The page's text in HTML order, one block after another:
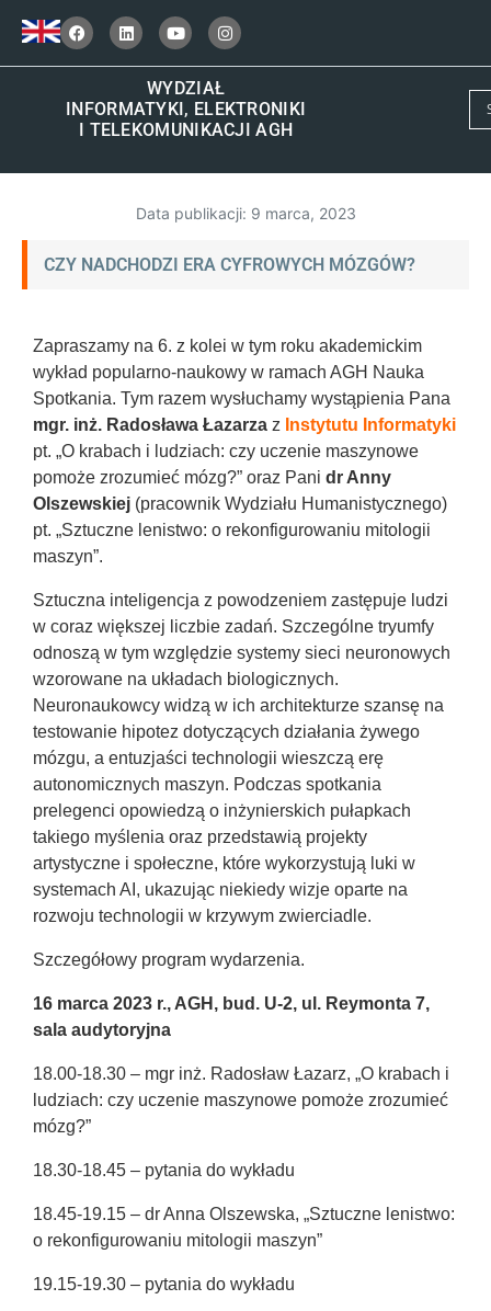
WYDZIAŁ
INFORMATYKI, ELEKTRONIKI
I TELEKOMUNIKACJI AGH
Data publikacji: 9 marca, 2023
CZY NADCHODZI ERA CYFROWYCH MÓZGÓW?
Zapraszamy na 6. z kolei w tym roku akademickim
wykład popularno-naukowy w ramach AGH Nauka
Spotkania. Tym razem wysłuchamy wystąpienia Pana
mgr. inż. Radosława Łazarza z Instytutu Informatyki
pt. „O krabach i ludziach: czy uczenie maszynowe
pomoże zrozumieć mózg?” oraz Pani dr Anny
Olszewskiej (pracownik Wydziału Humanistycznego)
pt. „Sztuczne lenistwo: o rekonfigurowaniu mitologii
maszyn”.
Sztuczna inteligencja z powodzeniem zastępuje ludzi
w coraz większej liczbie zadań. Szczególne tryumfy
odnoszą w tym względzie systemy sieci neuronowych
wzorowane na układach biologicznych.
Neuronaukowcy widzą w ich architekturze szansę na
testowanie hipotez dotyczących działania żywego
mózgu, a entuzjaści technologii wieszczą erę
autonomicznych maszyn. Podczas spotkania
prelegenci opowiedzą o inżynierskich pułapkach
takiego myślenia oraz przedstawią projekty
artystyczne i społeczne, które wykorzystują luki w
systemach AI, ukazując niekiedy wizje oparte na
rozwoju technologii w krzywym zwierciadle.
Szczegółowy program wydarzenia.
16 marca 2023 r., AGH, bud. U-2, ul. Reymonta 7,
sala audytoryjna
18.00-18.30 – mgr inż. Radosław Łazarz, „O krabach i
ludziach: czy uczenie maszynowe pomoże zrozumieć
mózg?”
18.30-18.45 – pytania do wykładu
18.45-19.15 – dr Anna Olszewska, „Sztuczne lenistwo:
o rekonfigurowaniu mitologii maszyn”
19.15-19.30 – pytania do wykładu